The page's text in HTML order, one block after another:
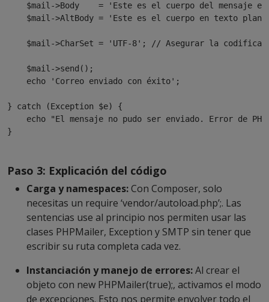
$mail->Body    =
'Este es el cuerpo del mensaje
$mail->AltBody = 'Este es el cuerpo en texto
$mail->CharSet = 'UTF-8' ; // Asegurar la
$mail->send();
echo
'Correo enviado con éxito' ;
} catch (Exception $e) {
echo
"El mensaje no pudo ser enviado. Error de
}
Paso 3: Explicación del código
Carga y namespaces:Con Composer, solo
necesitas un require ‘vendor/autoload.php’;. Las
sentencias use al principio nos permiten usar las
clases PHPMailer, Exception y SMTP sin tener que
escribir su ruta completa cada vez.
Instanciación y manejo de errores:Al crear el
objeto con new PHPMailer(true);, activamos el modo
de excepciones. Esto nos permite envolver todo el